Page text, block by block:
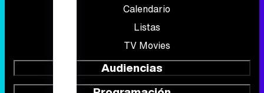
Calendario
Listas
TV Movies
Audiencias